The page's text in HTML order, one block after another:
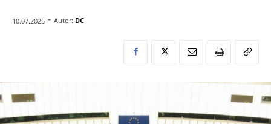
10.07.2025 - Autor: DC